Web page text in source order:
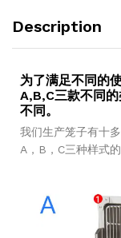
Description
为了满足不同的
A,B,C三款不同
不同。
我们生产笼子有十
A，B，C三种样式